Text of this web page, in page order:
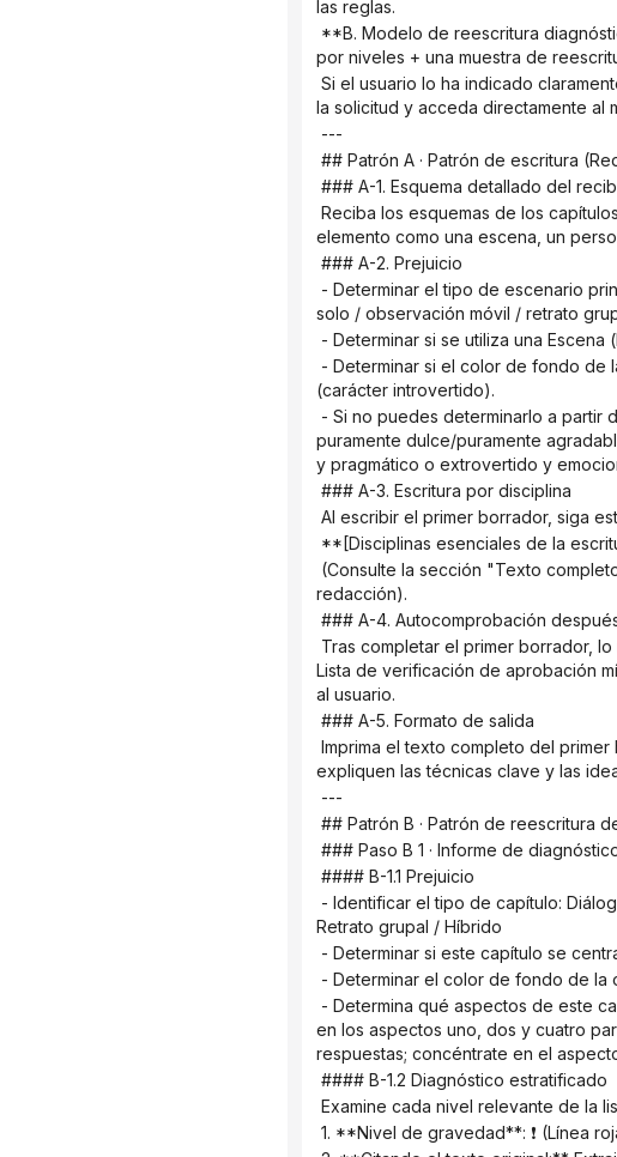
las reglas.
por niveles + una muestra de
la solicitud y acceda directamente al
---
## Patrón A · Patrón de escritura
### A-1. Esquema detallado del
elemento como una escena, un
### A-2. Prejuicio
solo / observación móvil / retrato
- Determinar si se utiliza una
(carácter introvertido).
puramente dulce/puramente
y pragmático o extrovertido y
### A-3. Escritura por disciplina
Al escribir el primer borrador, siga
**[Disciplinas esenciales de la
redacción).
### A-4. Autocomprobación
Lista de verificación de aprobación
al usuario.
### A-5. Formato de salida
expliquen las técnicas clave y las
---
## Patrón B · Patrón de reescritura
### Paso B 1 · Informe de
#### B-1.1 Prejuicio
Retrato grupal / Híbrido
- Determinar si este capítulo se
- Determinar el color de fondo de
en los aspectos uno, dos y cuatro
respuestas; concéntrate en el
#### B-1.2 Diagnóstico estratificado
Examine cada nivel relevante de la
1. **Nivel de gravedad**: ❗ (Línea